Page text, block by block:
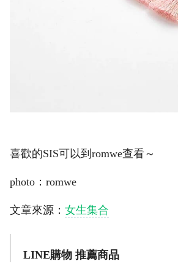
喜歡的SIS可以到romwe查看～
photo：romwe
文章來源： 女生集合
LINE購物 推薦商品